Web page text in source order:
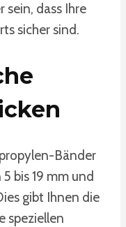
sein, dass Ihre
sicher sind.
Bänder
bis 19 mm und
gibt Ihnen die
speziellen